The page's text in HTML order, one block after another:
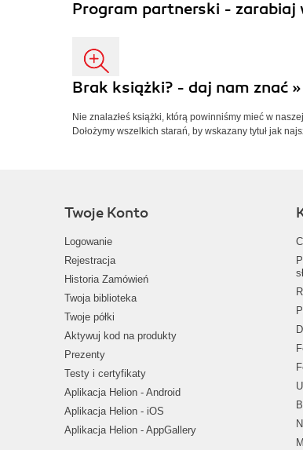
Program partnerski - zarabiaj
Brak książki? - daj nam znać »
Nie znalazłeś książki, którą powinniśmy mieć w
Dołożymy wszelkich starań, by wskazany tytuł jak
Twoje Konto
Logowanie
Rejestracja
Historia Zamówień
Twoja biblioteka
Twoje półki
Aktywuj kod na produkty
Prezenty
Testy i certyfikaty
Aplikacja Helion - Android
Aplikacja Helion - iOS
Aplikacja Helion - AppGallery